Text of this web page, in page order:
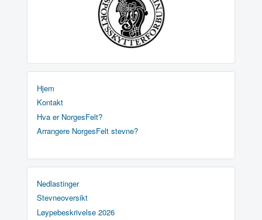
Hjem
Kontakt
Hva er NorgesFelt?
Arrangere NorgesFelt stevne?
Nedlastinger
Stevneoversikt
Løypebeskrivelse 2026